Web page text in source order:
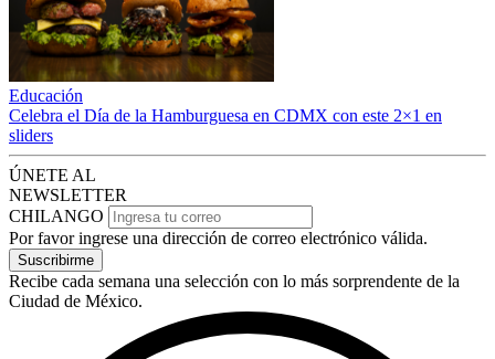
Educación
Celebra el Día de la Hamburguesa en CDMX con este 2×1 en
sliders
ÚNETE AL
NEWSLETTER
CHILANGO
Por favor ingrese una dirección de correo electrónico válida.
Suscribirme
Recibe cada semana una selección con lo más sorprendente de la
Ciudad de México.